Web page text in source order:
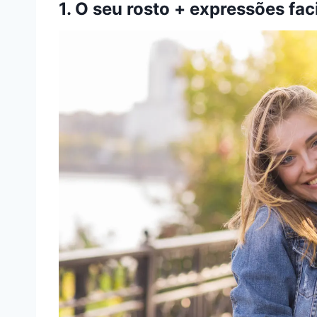
1. O seu rosto + expressões